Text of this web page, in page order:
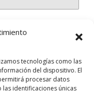
tecnologías como las
del dispositivo. El
procesar datos
identificaciones únicas
y web en este